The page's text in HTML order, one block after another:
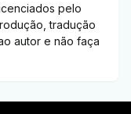
pelo
tradução
autor e não faça